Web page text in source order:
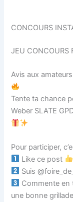
CONCOURS
JEU CONCOURS
Avis aux
Tente ta chance
Weber SLATE
Pour participer,
Like ce post
Suis
Commente en
une bonne